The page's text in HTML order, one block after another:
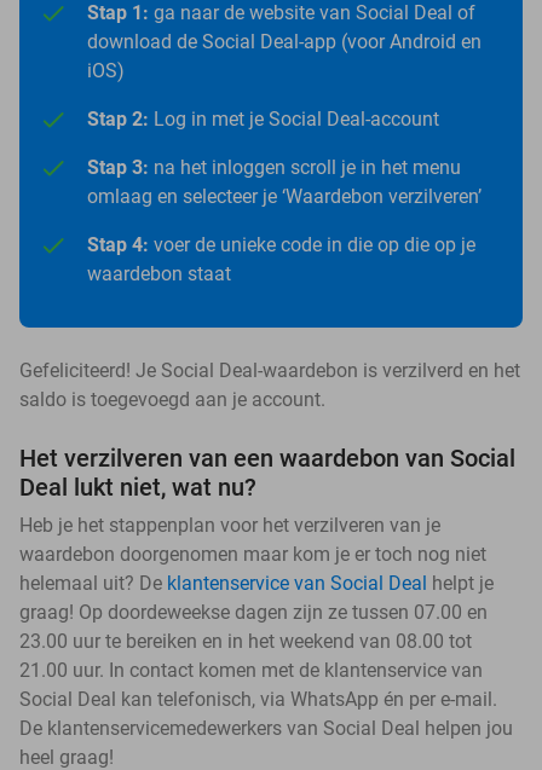
Stap 1: ga naar de website van Social Deal of
download de Social Deal-app (voor Android en
iOS)
Stap 2: Log in met je Social Deal-account
Stap 3: na het inloggen scroll je in het menu
omlaag en selecteer je ‘Waardebon verzilveren’
Stap 4: voer de unieke code in die op die op je
waardebon staat
Gefeliciteerd! Je Social Deal-waardebon is verzilverd en het
saldo is toegevoegd aan je account.
Het verzilveren van een waardebon van Social
Deal lukt niet, wat nu?
Heb je het stappenplan voor het verzilveren van je
waardebon doorgenomen maar kom je er toch nog niet
helemaal uit? De klantenservice van Social Deal helpt je
graag! Op doordeweekse dagen zijn ze tussen 07.00 en
23.00 uur te bereiken en in het weekend van 08.00 tot
21.00 uur. In contact komen met de klantenservice van
Social Deal kan telefonisch, via WhatsApp én per e-mail.
De klantenservicemedewerkers van Social Deal helpen jou
heel graag!